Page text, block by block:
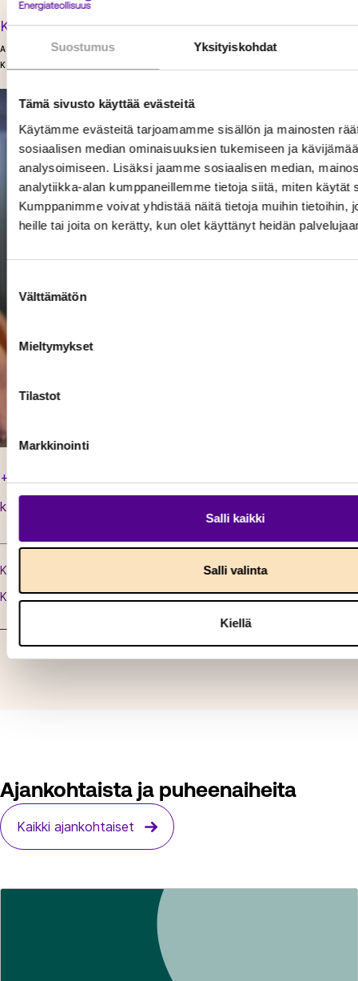
Suostumus Yksityiskohdat
Tämä sivusto käyttää evästeitä
Käytämme evästeitä tarjoamamme sisällön ja mainosten
sosiaalisen median ominaisuuksien tukemiseen ja
analysoimiseen. Lisäksi jaamme sosiaalisen median,
analytiikka-alan kumppaneillemme tietoja siitä, miten käytät
Kumppanimme voivat yhdistää näitä tietoja muihin tietoihin,
heille tai joita on kerätty, kun olet käyttänyt heidän
valinta
Välttämätön
Mieltymykset
Tilastot
Markkinointi
Salli kaikki
Salli valinta
Kiellä
Karoliina Muukkonen
ASIANTUNTIJA
KESTÄVÄ KASVU
+358 50 331 4747
karoliina.muukkonen@energia.fi
Karoliinan toimenkuva
Karoliinan blogi
Ajankohtaista ja puheenaiheita
Kaikki ajankohtaiset